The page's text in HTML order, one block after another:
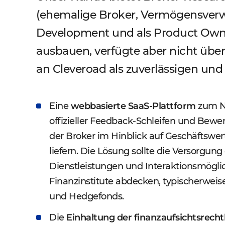
(ehemalige Broker,
Development und als Product
ausbauen, verfügte aber nicht
an Cleveroad als zuverlässigen
Einewebbasierte SaaS-Plattform zum
offizieller Feedback-Schleifen und
der Broker im Hinblick auf
liefern. Die Lösung sollte die
Dienstleistungen und
Finanzinstitute abdecken,
und Hedgefonds.
Die Einhaltung der